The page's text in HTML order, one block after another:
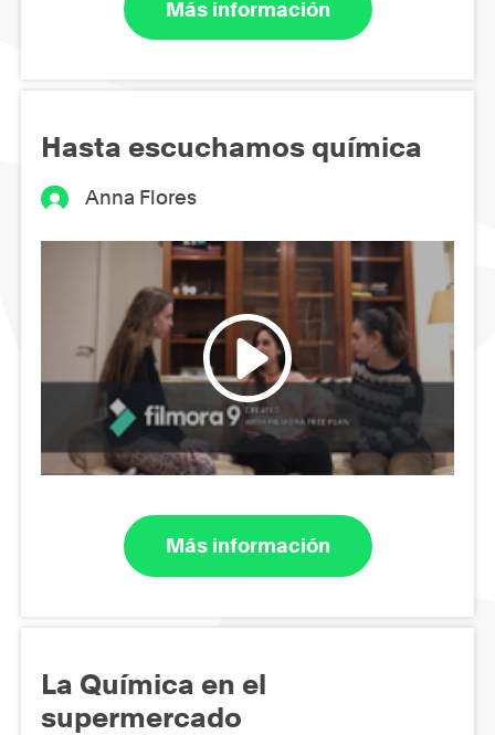
Más información
Hasta escuchamos química
Anna Flores
Más información
La Química en el
supermercado